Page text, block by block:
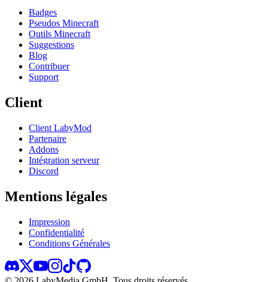
Badges
Pseudos Minecraft
Outils Minecraft
Suggestions
Blog
Contribuer
Support
Client
Client LabyMod
Partenaire
Addons
Intégration serveur
Discord
Mentions légales
Impression
Confidentialité
Conditions Générales